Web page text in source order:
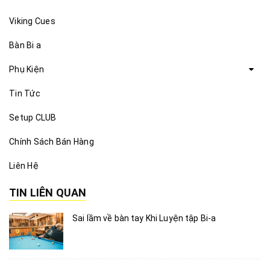
Viking Cues
Bàn Bi a
Phụ Kiện
Tin Tức
Setup CLUB
Chính Sách Bán Hàng
Liên Hệ
TIN LIÊN QUAN
Sai lầm về bàn tay Khi Luyện tập Bi-a